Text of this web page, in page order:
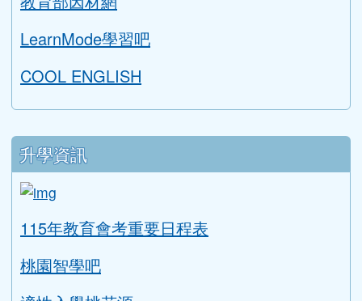
桃園市國中英語學習網
補考題庫下載
均一教育平台
教育部因材網
LearnMode學習吧